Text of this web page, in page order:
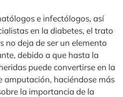
e infectólogos, así
en la diabetes, el trato
no deja de ser un elemento
debido a que hasta la
puede convertirse en la
amputación, haciéndose más
la importancia de la